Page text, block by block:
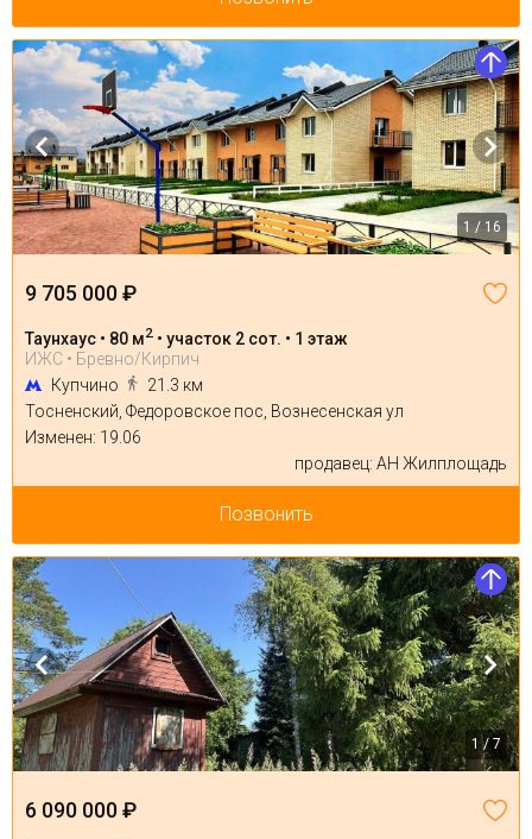
1 / 16
9 705 000 ₽
Таунхаус • 80 м2 • участок 2 сот. • 1 этаж
ИЖС • Бревно/Кирпич
Купчино
21.3 км
Тосненский, Федоровское пос, Вознесенская ул
Изменен: 19.06
продавец: АН Жилплощадь
Позвонить
1 / 7
6 090 000 ₽